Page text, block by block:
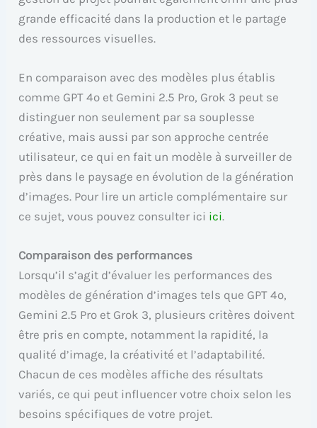
grande efficacité dans la production et le partage
des ressources visuelles.
En comparaison avec des modèles plus établis
comme GPT 4o et Gemini 2.5 Pro, Grok 3 peut se
distinguer non seulement par sa souplesse
créative, mais aussi par son approche centrée
utilisateur, ce qui en fait un modèle à surveiller de
près dans le paysage en évolution de la génération
d’images. Pour lire un article complémentaire sur
ce sujet, vous pouvez consulter ici ici.
Comparaison des performances
Lorsqu’il s’agit d’évaluer les performances des
modèles de génération d’images tels que GPT 4o,
Gemini 2.5 Pro et Grok 3, plusieurs critères doivent
être pris en compte, notamment la rapidité, la
qualité d’image, la créativité et l’adaptabilité.
Chacun de ces modèles affiche des résultats
variés, ce qui peut influencer votre choix selon les
besoins spécifiques de votre projet.